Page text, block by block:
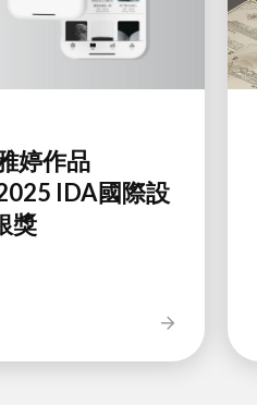
婷作品
IDA國際設
獎